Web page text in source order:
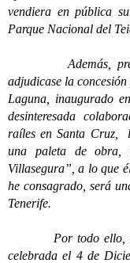
vendiera en pública
Parque Nacional del
Además, prestó
adjudicase la
Laguna, inaugurado
desinteresada
raíles en Santa Cruz,
una paleta de obra,
Villasegura”, a lo que
he consagrado, será
Tenerife.
Por todo ello, el
celebrada el 4 de